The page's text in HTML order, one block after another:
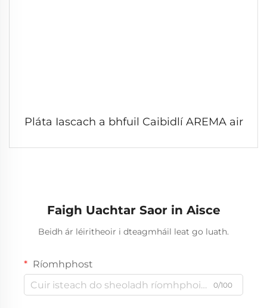
Pláta Iascach a bhfuil Caibidlí AREMA air
Faigh Uachtar Saor in Aisce
Beidh ár léiritheoir i dteagmháil leat go luath.
Ríomhphost
0/100